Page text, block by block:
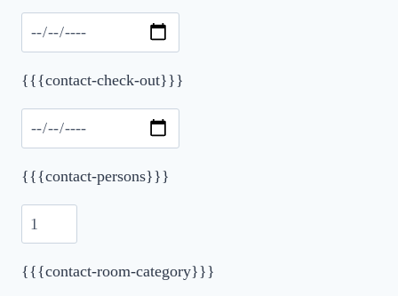
{{{contact-check-out}}}
{{{contact-persons}}}
{{{contact-room-category}}}